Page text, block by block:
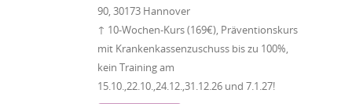
90, 30173 Hannover
↑ 10-Wochen-Kurs (169€), Präventionskurs
mit Krankenkassenzuschuss bis zu 100%,
kein Training am
15.10.,22.10.,24.12.,31.12.26 und 7.1.27!